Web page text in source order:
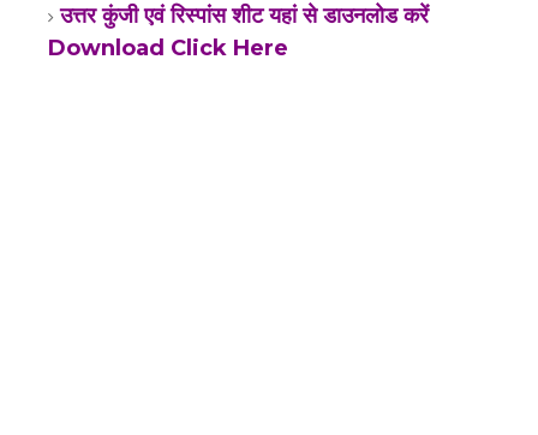
उत्तर कुंजी एवं रिस्पांस शीट यहां से डाउनलोड करें
Download Click Here